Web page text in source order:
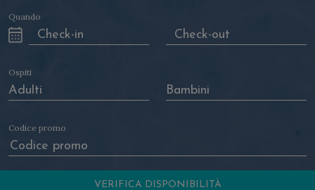
Quando
Ospiti
Codice promo